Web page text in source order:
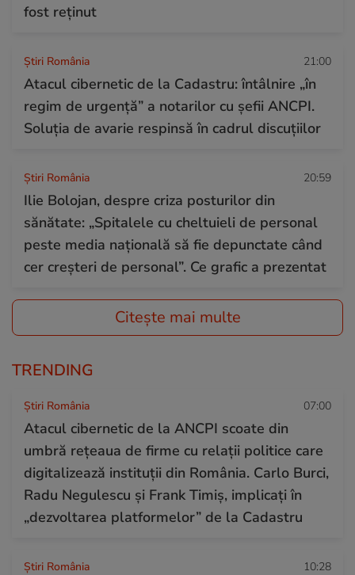
fost reținut
Știri România 21:00
Atacul cibernetic de la Cadastru: întâlnire „în
regim de urgență” a notarilor cu șefii ANCPI.
Soluția de avarie respinsă în cadrul discuțiilor
Știri România 20:59
Ilie Bolojan, despre criza posturilor din
sănătate: „Spitalele cu cheltuieli de personal
peste media națională să fie depunctate când
cer creșteri de personal”. Ce grafic a prezentat
Citește mai multe
TRENDING
Știri România 07:00
Atacul cibernetic de la ANCPI scoate din
umbră rețeaua de firme cu relații politice care
digitalizează instituții din România. Carlo Burci,
Radu Negulescu și Frank Timiș, implicați în
„dezvoltarea platformelor” de la Cadastru
Știri România 10:28